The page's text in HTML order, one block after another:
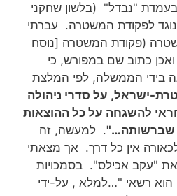
"נבדל" (בלשון שחקני
לפקודת המשטרה. עברתי
(פקודת המשטרה [נוסח
התשל"א 1971), ואכן כתוב שם במפורש, כי
בידי הממשלה, לפי המלצת
ישראל, על סדרי ניהולה
להשגחה על כל ההוצאות
שברשותה…". למעשה, זה
אין כל דרך. אך מצאתי
"עקב אכילס". בסמכויות
רשאי "…למלא , על-ידי